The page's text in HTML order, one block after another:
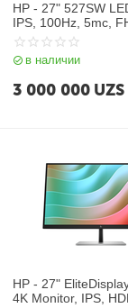
HP - 27" 527SW
IPS, 100Hz, 5mc,
(1920x1080),
Silver White
в наличии
3 000 000 UZS
HP - 27"
4K Monitor, IPS,